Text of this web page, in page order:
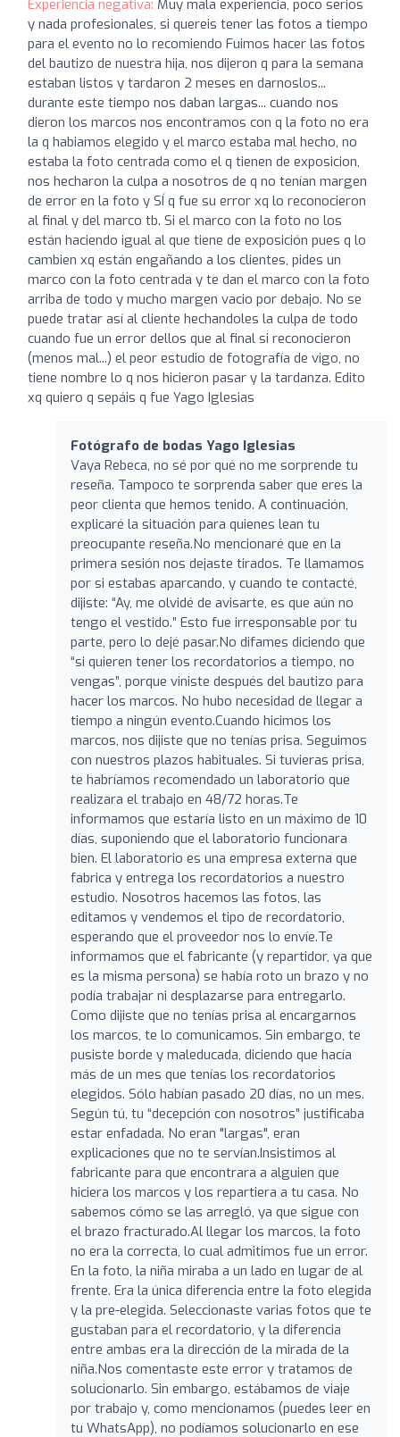
Experiencia negativa: Muy mala experiencia, poco serios
y nada profesionales, si quereis tener las fotos a tiempo
para el evento no lo recomiendo Fuimos hacer las fotos
del bautizo de nuestra hija, nos dijeron q para la semana
estaban listos y tardaron 2 meses en darnoslos...
durante este tiempo nos daban largas... cuando nos
dieron los marcos nos encontramos con q la foto no era
la q habiamos elegido y el marco estaba mal hecho, no
estaba la foto centrada como el q tienen de exposicion,
nos hecharon la culpa a nosotros de q no tenían margen
de error en la foto y SÍ q fue su error xq lo reconocieron
al final y del marco tb. Si el marco con la foto no los
están haciendo igual al que tiene de exposición pues q lo
cambien xq están engañando a los clientes, pides un
marco con la foto centrada y te dan el marco con la foto
arriba de todo y mucho margen vacio por debajo. No se
puede tratar así al cliente hechandoles la culpa de todo
cuando fue un error dellos que al final si reconocieron
(menos mal...) el peor estudio de fotografía de vigo, no
tiene nombre lo q nos hicieron pasar y la tardanza. Edito
xq quiero q sepáis q fue Yago Iglesias
Fotógrafo de bodas Yago Iglesias
Vaya Rebeca, no sé por qué no me sorprende tu
reseña. Tampoco te sorprenda saber que eres la
peor clienta que hemos tenido. A continuación,
explicaré la situación para quienes lean tu
preocupante reseña.No mencionaré que en la
primera sesión nos dejaste tirados. Te llamamos
por si estabas aparcando, y cuando te contacté,
dijiste: “Ay, me olvidé de avisarte, es que aún no
tengo el vestido.” Esto fue irresponsable por tu
parte, pero lo dejé pasar.No difames diciendo que
“si quieren tener los recordatorios a tiempo, no
vengas”, porque viniste después del bautizo para
hacer los marcos. No hubo necesidad de llegar a
tiempo a ningún evento.Cuando hicimos los
marcos, nos dijiste que no tenías prisa. Seguimos
con nuestros plazos habituales. Si tuvieras prisa,
te habríamos recomendado un laboratorio que
realizara el trabajo en 48/72 horas.Te
informamos que estaría listo en un máximo de 10
días, suponiendo que el laboratorio funcionara
bien. El laboratorio es una empresa externa que
fabrica y entrega los recordatorios a nuestro
estudio. Nosotros hacemos las fotos, las
editamos y vendemos el tipo de recordatorio,
esperando que el proveedor nos lo envíe.Te
informamos que el fabricante (y repartidor, ya que
es la misma persona) se había roto un brazo y no
podía trabajar ni desplazarse para entregarlo.
Como dijiste que no tenías prisa al encargarnos
los marcos, te lo comunicamos. Sin embargo, te
pusiste borde y maleducada, diciendo que hacía
más de un mes que tenías los recordatorios
elegidos. Sólo habían pasado 20 días, no un mes.
Según tú, tu “decepción con nosotros” justificaba
estar enfadada. No eran "largas", eran
explicaciones que no te servían.Insistimos al
fabricante para que encontrara a alguien que
hiciera los marcos y los repartiera a tu casa. No
sabemos cómo se las arregló, ya que sigue con
el brazo fracturado.Al llegar los marcos, la foto
no era la correcta, lo cual admitimos fue un error.
En la foto, la niña miraba a un lado en lugar de al
frente. Era la única diferencia entre la foto elegida
y la pre-elegida. Seleccionaste varias fotos que te
gustaban para el recordatorio, y la diferencia
entre ambas era la dirección de la mirada de la
niña.Nos comentaste este error y tratamos de
solucionarlo. Sin embargo, estábamos de viaje
por trabajo y, como mencionamos (puedes leer en
tu WhatsApp), no podíamos solucionarlo en ese